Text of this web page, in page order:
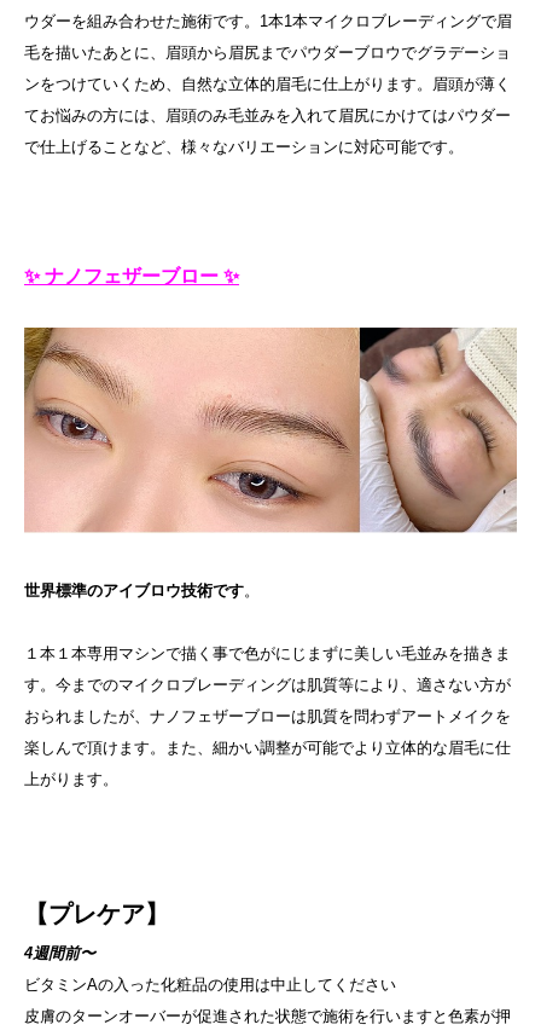
ウダーを組み合わせた施術です。1本1本マイクロブレーディングで眉
毛を描いたあとに、眉頭から眉尻までパウダーブロウでグラデーショ
ンをつけていくため、自然な立体的眉毛に仕上がります。眉頭が薄く
てお悩みの方には、眉頭のみ毛並みを入れて眉尻にかけてはパウダー
で仕上げることなど、様々なバリエーションに対応可能です。
✨ ナノフェザーブロー ✨
世界標準のアイブロウ技術です。
１本１本専用マシンで描く事で色がにじまずに美しい毛並みを描きま
す。今までのマイクロブレーディングは肌質等により、適さない方が
おられましたが、ナノフェザーブローは肌質を問わずアートメイクを
楽しんで頂けます。また、細かい調整が可能でより立体的な眉毛に仕
上がります。
【プレケア】
4週間前〜
ビタミンAの入った化粧品の使用は中止してください
皮膚のターンオーバーが促進された状態で施術を行いますと色素が押